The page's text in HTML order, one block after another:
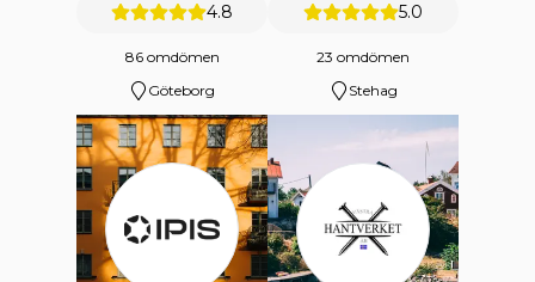
4.8
86 omdömen
Göteborg
5.0
23 omdömen
Stehag